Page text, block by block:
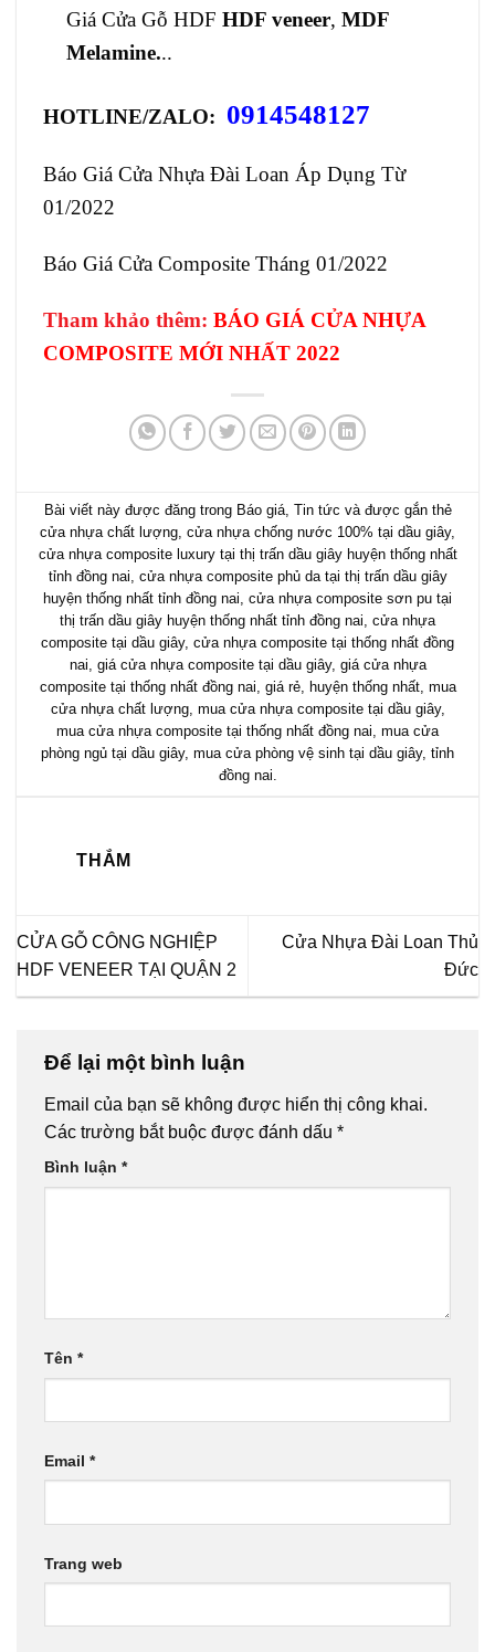
Giá Cửa Gỗ HDF HDF veneer, MDF
Melamine...
HOTLINE/ZALO: 0914548127
Báo Giá Cửa Nhựa Đài Loan Áp Dụng Từ
01/2022
Báo Giá Cửa Composite Tháng 01/2022
Tham khảo thêm: BÁO GIÁ CỬA NHỰA
COMPOSITE MỚI NHẤT 2022
Bài viết này được đăng trong Báo giá, Tin tức và được gắn thẻ
cửa nhựa chất lượng, cửa nhựa chống nước 100% tại dầu giây,
cửa nhựa composite luxury tại thị trấn dầu giây huyện thống nhất
tỉnh đồng nai, cửa nhựa composite phủ da tại thị trấn dầu giây
huyện thống nhất tỉnh đồng nai, cửa nhựa composite sơn pu tại
thị trấn dầu giây huyện thống nhất tỉnh đồng nai, cửa nhựa
composite tại dầu giây, cửa nhựa composite tại thống nhất đồng
nai, giá cửa nhựa composite tại dầu giây, giá cửa nhựa
composite tại thống nhất đồng nai, giá rẻ, huyện thống nhất, mua
cửa nhựa chất lượng, mua cửa nhựa composite tại dầu giây,
mua cửa nhựa composite tại thống nhất đồng nai, mua cửa
phòng ngủ tại dầu giây, mua cửa phòng vệ sinh tại dầu giây, tỉnh
đồng nai.
THẮM
CỬA GỖ CÔNG NGHIỆP
HDF VENEER TẠI QUẬN 2
Cửa Nhựa Đài Loan Thủ
Đức
Để lại một bình luận
Email của bạn sẽ không được hiển thị công khai.
Các trường bắt buộc được đánh dấu *
Bình luận *
Tên *
Email *
Trang web